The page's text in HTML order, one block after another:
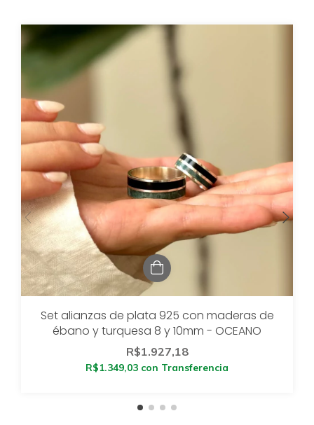
Set alianzas de plata 925 con maderas de
ébano y turquesa 8 y 10mm - OCEANO
R$1.927,18
R$1.349,03 con Transferencia